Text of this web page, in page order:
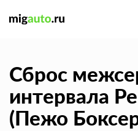
Сброс
интервала
(Пежо